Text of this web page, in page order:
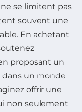
ne se limitent pas
souvent une
En achetant
proposant un
un monde
offrir une
non seulement